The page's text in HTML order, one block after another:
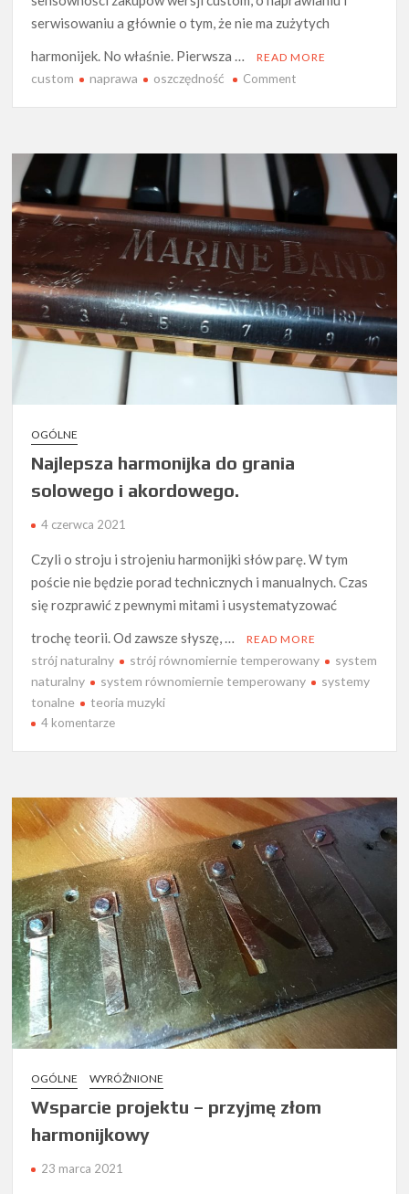
serwisowaniu a głównie o tym, że nie ma zużytych
harmonijek. No właśnie. Pierwsza …
READ MORE
custom naprawa oszczędność Commenton
customowa?
OGÓLNE
Najlepsza harmonijka do grania
solowego i akordowego.
4 czerwca 2021
Czyli o stroju i strojeniu harmonijki słów parę. W tym
poście nie będzie porad technicznych i manualnych. Czas
się rozprawić z pewnymi mitami i usystematyzować
trochę teorii. Od zawsze słyszę, …
READ MORE
strój naturalny strój równomiernie temperowany
system
naturalny
system równomiernie temperowany
systemy
tonalne
teoria muzyki
4 komentarzedo
grania
solowego
i
akordowego.
OGÓLNE WYRÓŻNIONE
Wsparcie projektu – przyjmę złom
harmonijkowy
23 marca 2021